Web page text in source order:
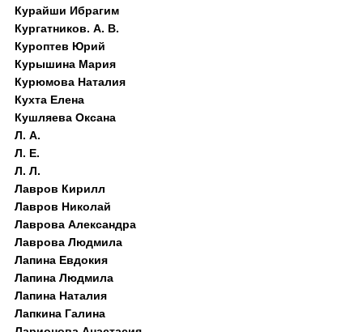
Курайши Ибрагим
Кургатников. А. В.
Куроптев Юрий
Курышина Мария
Курюмова Наталия
Кухта Елена
Кушляева Оксана
Л. А.
Л. Е.
Л. Л.
Лавров Кирилл
Лавров Николай
Лаврова Александра
Лаврова Людмила
Лапина Евдокия
Лапина Людмила
Лапина Наталия
Лапкина Галина